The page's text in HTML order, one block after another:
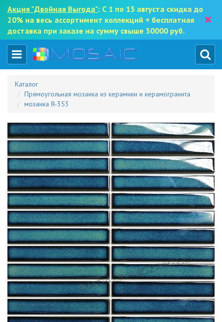
Акция "Двойная Выгода": С 1 по 15 августа скидка до
20% на весь ассортимент коллекций + бесплатная
доставка при заказе на сумму свыше 30000 руб.
×
Каталог
Прямоугольная мозаика из керамики и керамогранита
мозаика R-353